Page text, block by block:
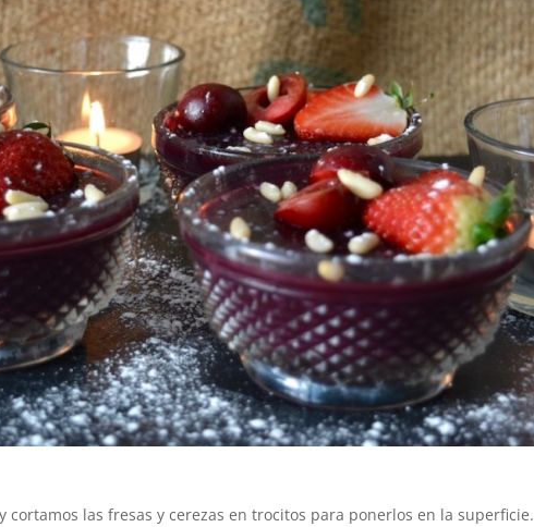
cortamos las fresas y cerezas en trocitos para ponerlos en la superficie.